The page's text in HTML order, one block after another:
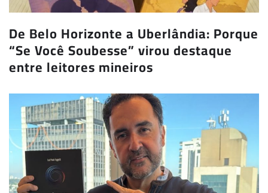
De Belo Horizonte a Uberlândia: Porque
“Se Você Soubesse” virou destaque
entre leitores mineiros